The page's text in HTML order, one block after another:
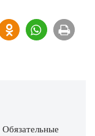
Обязательные